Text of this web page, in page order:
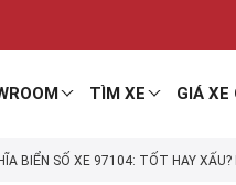
TÌM XE GIÁ XE
BIỂN SỐ XE 97104: TỐT HAY